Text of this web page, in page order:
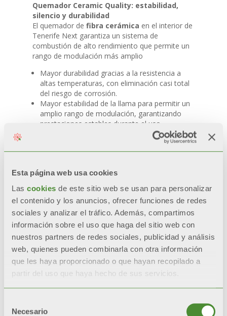
Esta página web usa cookies
Las cookies de este sitio web se usan para personalizar
el contenido y los anuncios, ofrecer funciones de redes
sociales y analizar el tráfico. Además, compartimos
información sobre el uso que haga del sitio web con
nuestros partners de redes sociales, publicidad y análisis
web, quienes pueden combinarla con otra información
que les haya proporcionado o que hayan recopilado a
partir del uso que haya hecho de sus servicios.
Necesario
Quemador Ceramic Quality: estabilidad,
silencio y durabilidad
El quemador de fibra cerámica en el interior de
Tenerife Next garantiza un sistema de
combustión de alto rendimiento que permite un
rango de modulación más amplio
Mayor durabilidad gracias a la resistencia a
altas temperaturas, con eliminación casi total
del riesgo de corrosión.
Mayor estabilidad de la llama para permitir un
amplio rango de modulación, garantizando
prestaciones estables durante el uso.
Nivel de ruido reducido gracias a la estructura
de la fibra y su porosidad, ideales para atenuar
ruidos de alta y baja frecuencia
Adaptive Boost: flexibilidad en las salidas
El sistema Adaptive Boostregula
electrónicamente la fuerza de expulsión de los
humos. La compatibilidad con conductos
entubados de diámetro reducidoØ50 y Ø60
hasta 15 metros
convierte a la caldera en una
solución ideal para ofrecer mayor libertad de
proyecto sin intervenciones estructurales
costosas.
Instalaciones complejas
Contextos con restricciones arquitectónicas